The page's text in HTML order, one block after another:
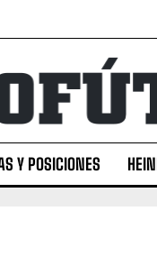
Y POSICIONES